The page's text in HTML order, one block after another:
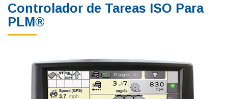
Controlador de Tareas ISO Para
PLM®